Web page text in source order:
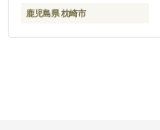
鹿児島県 枕崎市